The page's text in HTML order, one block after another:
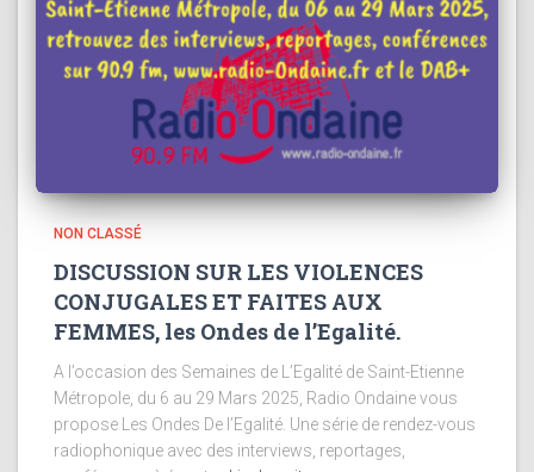
NON CLASSÉ
DISCUSSION SUR LES VIOLENCES
CONJUGALES ET FAITES AUX
FEMMES, les Ondes de l’Egalité.
A l’occasion des Semaines de L’Egalité de Saint-Etienne
Métropole, du 6 au 29 Mars 2025, Radio Ondaine vous
propose Les Ondes De l’Egalité. Une série de rendez-vous
radiophonique avec des interviews, reportages,